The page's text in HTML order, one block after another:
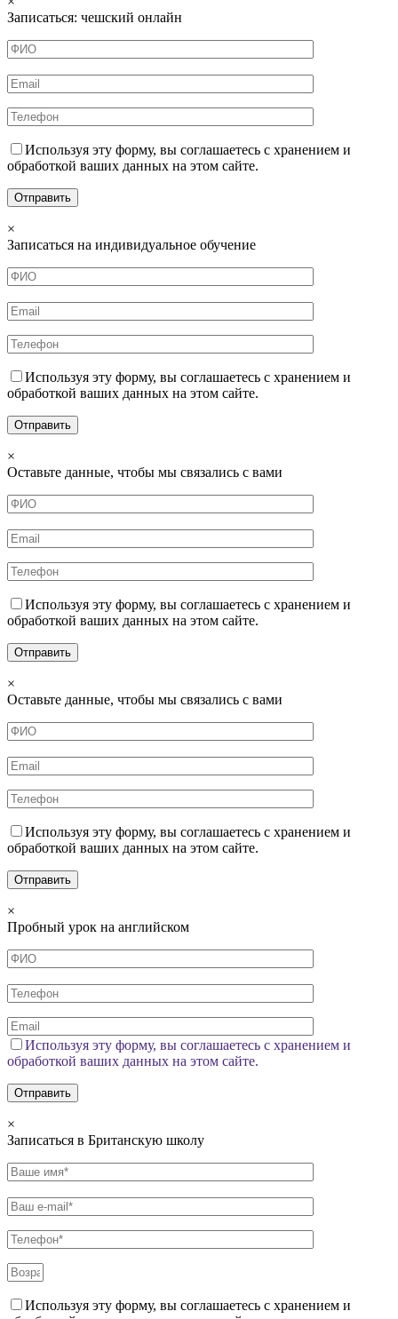
Записаться: чешский онлайн
Используя эту форму, вы соглашаетесь с хранением и
обработкой ваших данных на этом сайте.
×
Записаться на индивидуальное обучение
Используя эту форму, вы соглашаетесь с хранением и
обработкой ваших данных на этом сайте.
×
Оставьте данные, чтобы мы связались с вами
Используя эту форму, вы соглашаетесь с хранением и
обработкой ваших данных на этом сайте.
×
Оставьте данные, чтобы мы связались с вами
Используя эту форму, вы соглашаетесь с хранением и
обработкой ваших данных на этом сайте.
×
Пробный урок на английском
Используя эту форму, вы соглашаетесь с хранением и
обработкой ваших данных на этом сайте.
×
Записаться в Британскую школу
Используя эту форму, вы соглашаетесь с хранением и